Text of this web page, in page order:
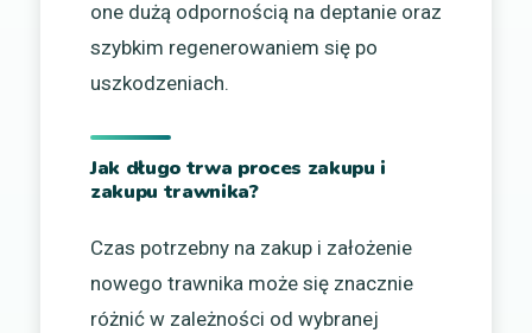
one dużą odpornością na deptanie oraz
szybkim regenerowaniem się po
uszkodzeniach.
Jak długo trwa proces zakupu i
zakupu trawnika?
Czas potrzebny na zakup i założenie
nowego trawnika może się znacznie
różnić w zależności od wybranej